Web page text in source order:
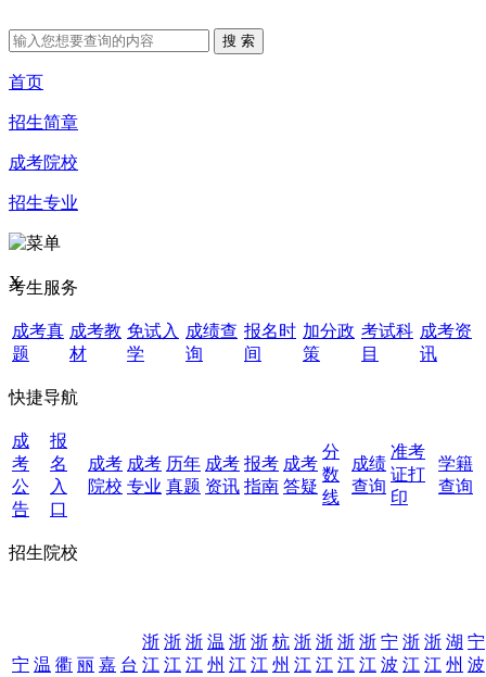
首页
招生简章
成考院校
招生专业
X
考生服务
成考真
题
成考教
材
免试入
学
成绩查
询
报名时
间
加分政
策
考试科
目
成考资
讯
快捷导航
成
考
公
告
报
名
入
口
成考
院校
成考
专业
历年
真题
成考
资讯
报考
指南
成考
答疑
分
数
线
成绩
查询
准考
证打
印
学籍
查询
招生院校
宁 温 衢 丽 嘉 台
浙
江
浙
江
浙
江
温
州
浙
江
浙
江
杭
州
浙
江
浙
江
浙
江
浙
江
宁
波
浙
江
浙
江
湖
州
宁
波